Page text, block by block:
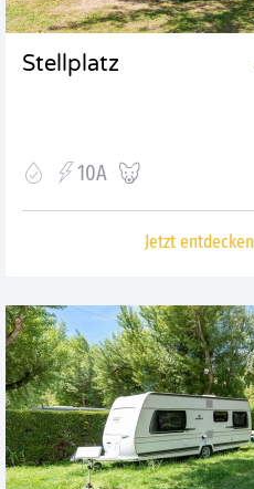
Stellplatz
10A
Jetzt entdecken